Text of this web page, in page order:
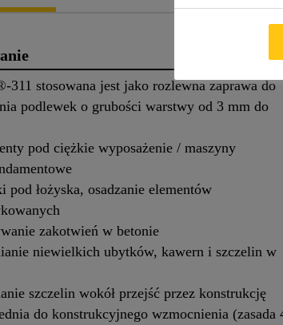
311 stosowana jest jako rozlewna zaprawa do
podlewek o grubości warstwy od 3 mm do
pod ciężkie wyposażenie / maszyny
pod łożyska, osadzanie elementów
zakotwień w betonie
niewielkich ubytków, kawern i szczelin w
szczelin wokół przejść przez konstrukcję
do konstrukcyjnego wzmocnienia (zasada